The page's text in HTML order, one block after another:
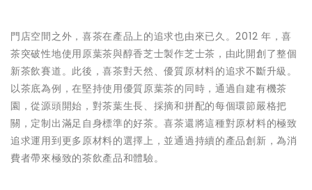
門店空間之外，喜茶在產品上的追求也由來已久。2012 年，喜
茶突破性地使用原葉茶與醇香芝士製作芝士茶，由此開創了整個
新茶飲賽道。此後，喜茶對天然、優質原材料的追求不斷升級。
以茶底為例，在堅持使用優質原葉茶的同時，通過自建有機茶
園，從源頭開始，對茶葉生長、採摘和拼配的每個環節嚴格把
關，定制出滿足自身標準的好茶。喜茶還將這種對原材料的極致
追求運用到更多原材料的選擇上，並通過持續的產品創新，為消
費者帶來極致的茶飲產品和體驗。